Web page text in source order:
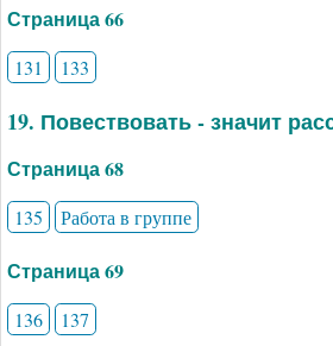
Страница 66
131 133
19. Повествовать - значит
Страница 68
135 Работа в группе
Страница 69
136 137